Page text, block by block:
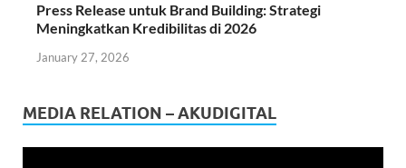
Press Release untuk Brand Building: Strategi
Meningkatkan Kredibilitas di 2026
January 27, 2026
MEDIA RELATION – AKUDIGITAL